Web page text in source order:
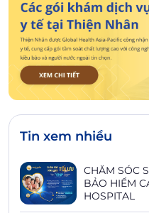
Tin xem nhiều
CHĂM SÓC
BẢO HIỂM
HOSPITAL